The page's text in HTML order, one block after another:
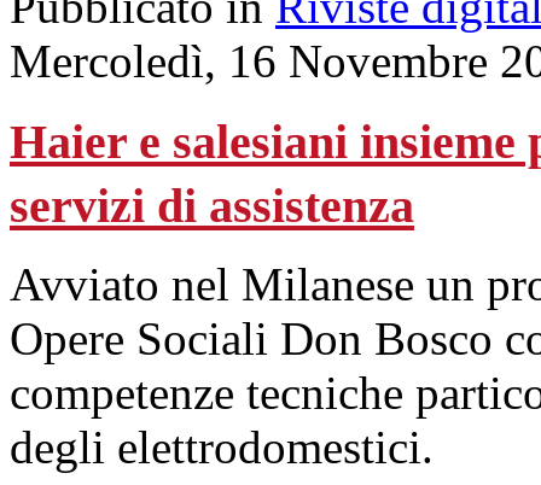
Mercoledì, 16 Novembre
Haier e salesiani
servizi di assistenza
Avviato nel Milanese un
Opere Sociali Don Bosco
competenze tecniche
degli elettrodomestici.